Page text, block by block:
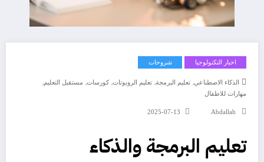
اخبار التكنولوجيا شروحات
الذكاء الاصطناعي, تعليم البرمجة, تعليم الروبوتات,كورسات, مستقبل التعليم,
مهارات للاطفال
Abdallah
2025-07-13
تعليم البرمجة والذكاء